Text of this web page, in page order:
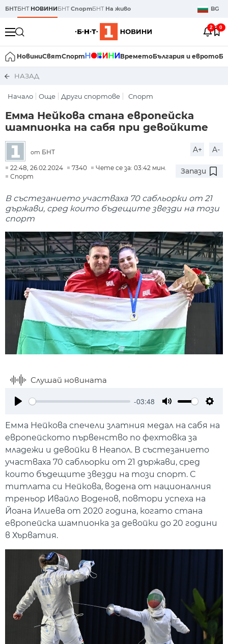
БНТБНТ НОВИНИБНТСпортБНТ На живо BG
2 0
НовиниСвятСпорт ВреметоБългария и еврото
НАЗАД
Начало Още Други спортове Спорт
Емма Нейкова стана европейска
шампионка на сабя при девойките
от БНТ A+ A-
22:48, 26.02.2024 7340
Чете се за: 03:42 мин.
Спорт
Запази
В състезанието участваха 70 сабльорки от 21
държави, сред които бъдещите звезди на този
спорт
Слушай новината
-03:48
Емма Нейкова спечели златния медал на сабя на
европейското първенство по фехтовка за
младежи и девойки в Неапол. В състезанието
участваха 70 сабльорки от 21 държави, сред
които бъдещите звезди на този спорт. С
титлата си Нейкова, водена от националния
треньор Ивайло Воденов, повтори успеха на
Йоана Илиева от 2020 година, когато стана
европейска шампионка за девойки до 20 години
в Хърватия.